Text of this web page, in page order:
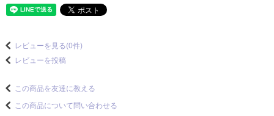
レビューを見る(0件)
レビューを投稿
この商品を友達に教える
この商品について問い合わせる